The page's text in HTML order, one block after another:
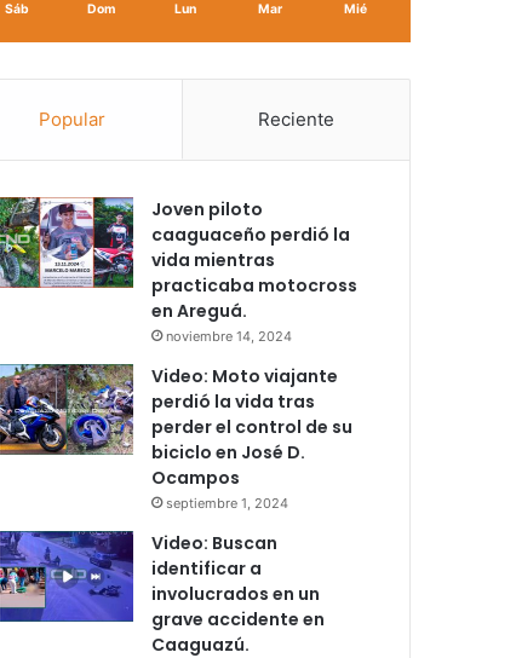
Sáb Dom Lun Mar Mié
Popular Reciente
Joven piloto
caaguaceño perdió la
vida mientras
practicaba motocross
en Areguá.
noviembre 14, 2024
Video: Moto viajante
perdió la vida tras
perder el control de su
biciclo en José D.
Ocampos
septiembre 1, 2024
Video: Buscan
identificar a
involucrados en un
grave accidente en
Caaguazú.